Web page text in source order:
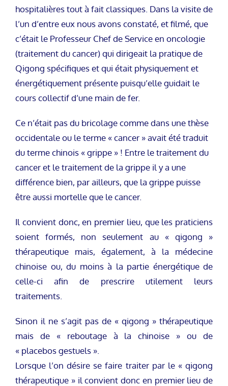
hospitalières tout à fait classiques. Dans la visite de
l’un d’entre eux nous avons constaté, et filmé, que
c’était le Professeur Chef de Service en oncologie
(traitement du cancer) qui dirigeait la pratique de
Qigong spécifiques et qui était physiquement et
énergétiquement présente puisqu’elle guidait le
cours collectif d’une main de fer.
Ce n’était pas du bricolage comme dans une thèse
occidentale ou le terme « cancer » avait été traduit
du terme chinois « grippe » ! Entre le traitement du
cancer et le traitement de la grippe il y a une
différence bien, par ailleurs, que la grippe puisse
être aussi mortelle que le cancer.
Il convient donc, en premier lieu, que les praticiens
soient formés, non seulement au « qigong »
thérapeutique mais, également, à la médecine
chinoise ou, du moins à la partie énergétique de
celle-ci afin de prescrire utilement leurs
traitements.
Sinon il ne s’agit pas de « qigong » thérapeutique
mais de « reboutage à la chinoise » ou de
« placebos gestuels ».
Lorsque l’on désire se faire traiter par le « qigong
thérapeutique » il convient donc en premier lieu de